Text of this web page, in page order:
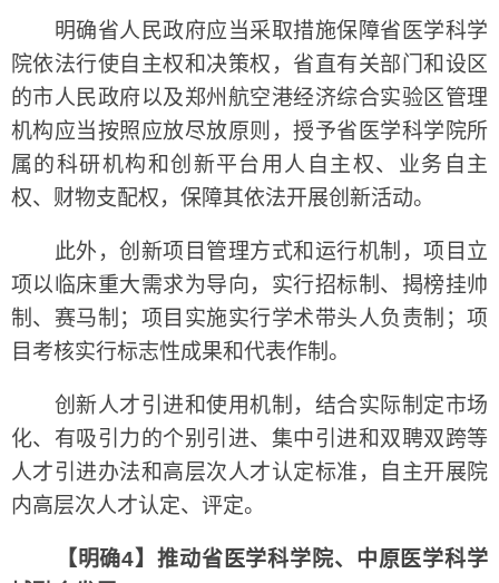
明确省人民政府应当采取措施保障省医学科学
院依法行使自主权和决策权，省直有关部门和设区
的市人民政府以及郑州航空港经济综合实验区管理
机构应当按照应放尽放原则，授予省医学科学院所
属的科研机构和创新平台用人自主权、业务自主
权、财物支配权，保障其依法开展创新活动。
此外，创新项目管理方式和运行机制，项目立
项以临床重大需求为导向，实行招标制、揭榜挂帅
制、赛马制；项目实施实行学术带头人负责制；项
目考核实行标志性成果和代表作制。
创新人才引进和使用机制，结合实际制定市场
化、有吸引力的个别引进、集中引进和双聘双跨等
人才引进办法和高层次人才认定标准，自主开展院
内高层次人才认定、评定。
【明确4】推动省医学科学院、中原医学科学